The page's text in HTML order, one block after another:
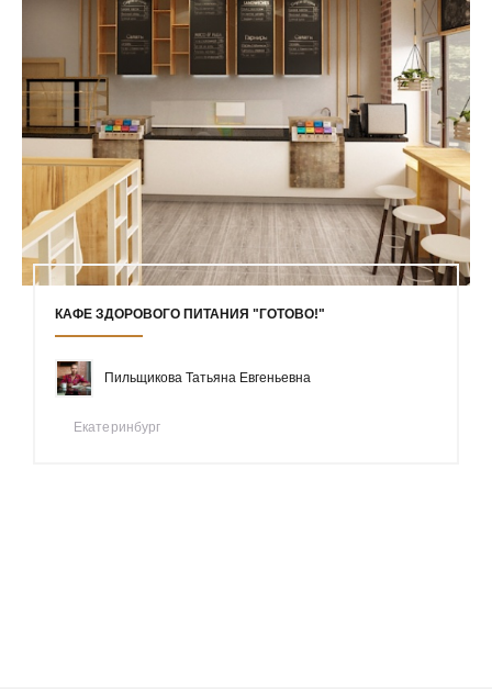
КАФЕ ЗДОРОВОГО ПИТАНИЯ "ГОТОВО!"
Пильщикова Татьяна Евгеньевна
Екатеринбург